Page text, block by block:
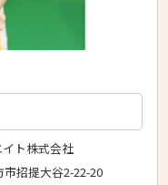
ト株式会社
招提大谷2-22-20